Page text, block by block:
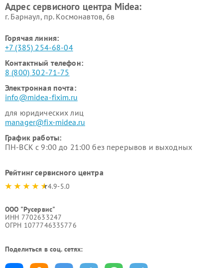
Midea
Адрес сервисного центра Midea:
г. Барнаул, ​пр. Космонавтов, 6в
Горячая линия:
+7 (385) 254-68-04
Контактный телефон:
8 (800) 302-71-75
Электронная почта:
info@midea-fixim.ru
для юридических лиц
manager@fix-midea.ru
График работы:
ПН-ВСК с 9:00 до 21:00 без перерывов и выходных
Рейтинг сервисного центра
4.9-5.0
ООО "Русервис"
ИНН 7702633247
ОГРН 1077746335776
Поделиться в соц. сетях: